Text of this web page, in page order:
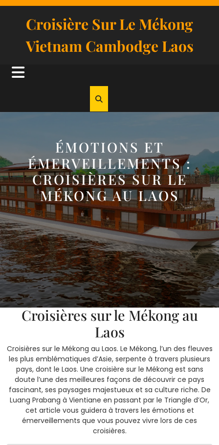
Skip
contentCroisière Sur Le Mékong
Vietnam Cambodge Laos
Button
ÉMOTIONS ET
ÉMERVEILLEMENTS :
CROISIÈRES SUR LE
MÉKONG AU LAOS
5 avril, 2025 SOKSANN
0 Comments
1 category
Émotions et Émerveillements :
Croisières sur le Mékong au
Laos
Croisières sur le Mékong au Laos. Le Mékong, l’un des fleuves
les plus emblématiques d’Asie, serpente à travers plusieurs
pays, dont le Laos. Une croisière sur le Mékong est sans
doute l’une des meilleures façons de découvrir ce pays
fascinant, ses paysages majestueux et sa culture riche. De
Luang Prabang à Vientiane en passant par le Triangle d’Or,
cet article vous guidera à travers les émotions et
émerveillements que vous pouvez vivre lors de ces
croisières.